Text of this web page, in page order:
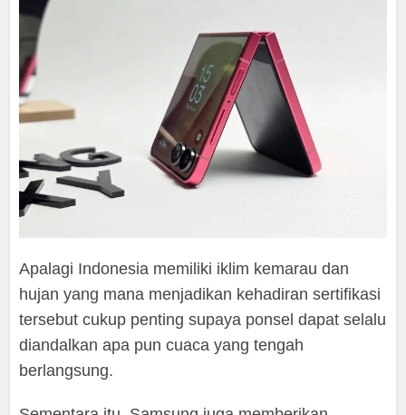
Apalagi Indonesia memiliki iklim kemarau dan
hujan yang mana menjadikan kehadiran sertifikasi
tersebut cukup penting supaya ponsel dapat selalu
diandalkan apa pun cuaca yang tengah
berlangsung.